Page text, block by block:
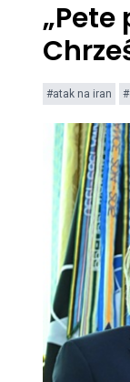
„Pete
#atak na iran